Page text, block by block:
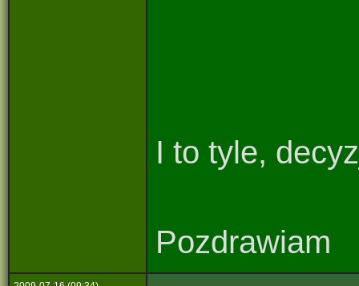
I to tyle,
Pozdrawiam